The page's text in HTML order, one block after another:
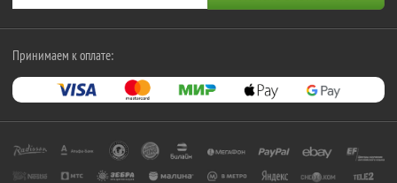
Принимаем к оплате: